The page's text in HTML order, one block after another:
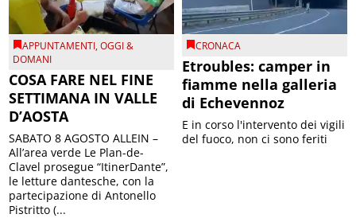
APPUNTAMENTI,OGGI &
DOMANI
COSA FARE NEL FINE
SETTIMANA IN VALLE
D’AOSTA
SABATO 8 AGOSTO ALLEIN –
All’area verde Le Plan-de-
Clavel prosegue “ItinerDante”,
le letture dantesche, con la
partecipazione di Antonello
Pistritto (...
CRONACA
Etroubles: camper in
fiamme nella galleria
di Echevennoz
E in corso l'intervento dei vigili
del fuoco, non ci sono feriti